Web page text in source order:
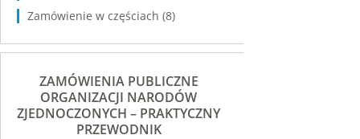
Zamówienie w częściach (8)
ZAMÓWIENIA PUBLICZNE
ORGANIZACJI NARODÓW
ZJEDNOCZONYCH – PRAKTYCZNY
PRZEWODNIK